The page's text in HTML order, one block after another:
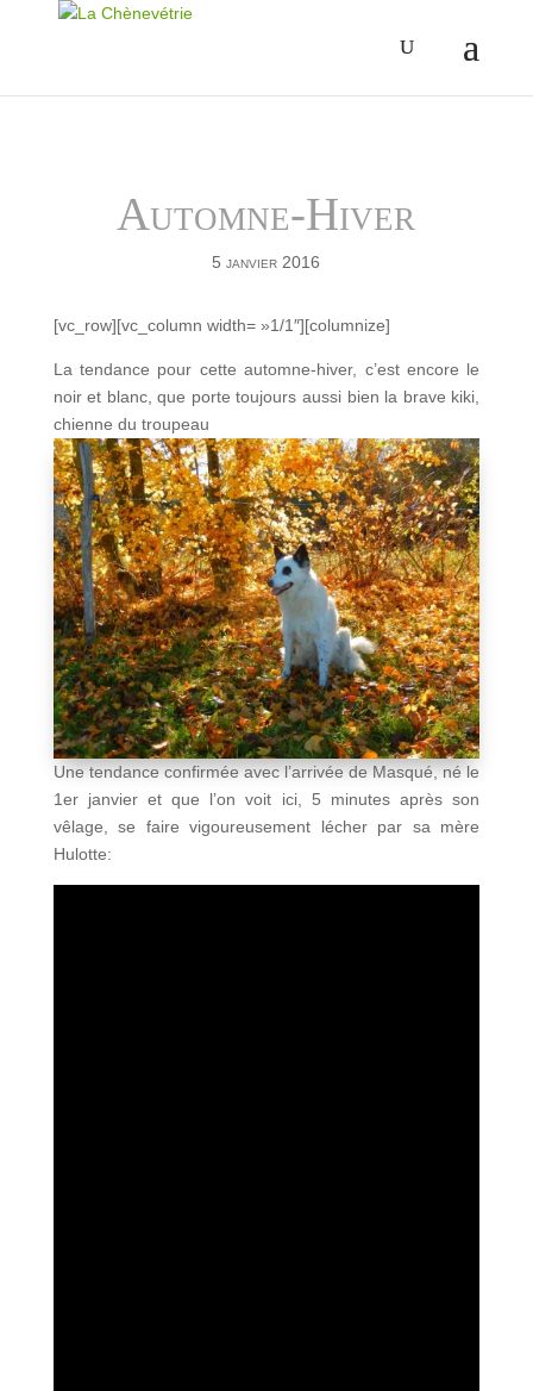
Automne-Hiver
5 janvier 2016
[vc_row][vc_column width= »1/1″][columnize]
L a tendance pour cette automne-hiver, c’est encore le
noir et blanc, que porte toujours aussi bien la brave kiki,
chienne du troupeau
Une tendance confirmée avec l’arrivée de Masqué, né le
1er janvier et que l’on voit ici, 5 minutes après son
vêlage, se faire vigoureusement lécher par sa mère
Hulotte: